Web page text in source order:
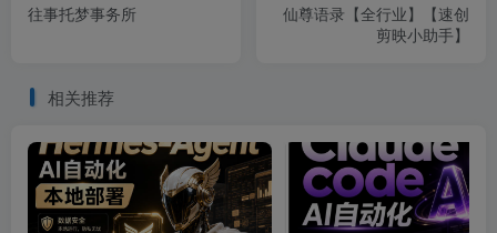
往事托梦事务所
仙尊语录【全行业】【速创
剪映小助手】
相关推荐